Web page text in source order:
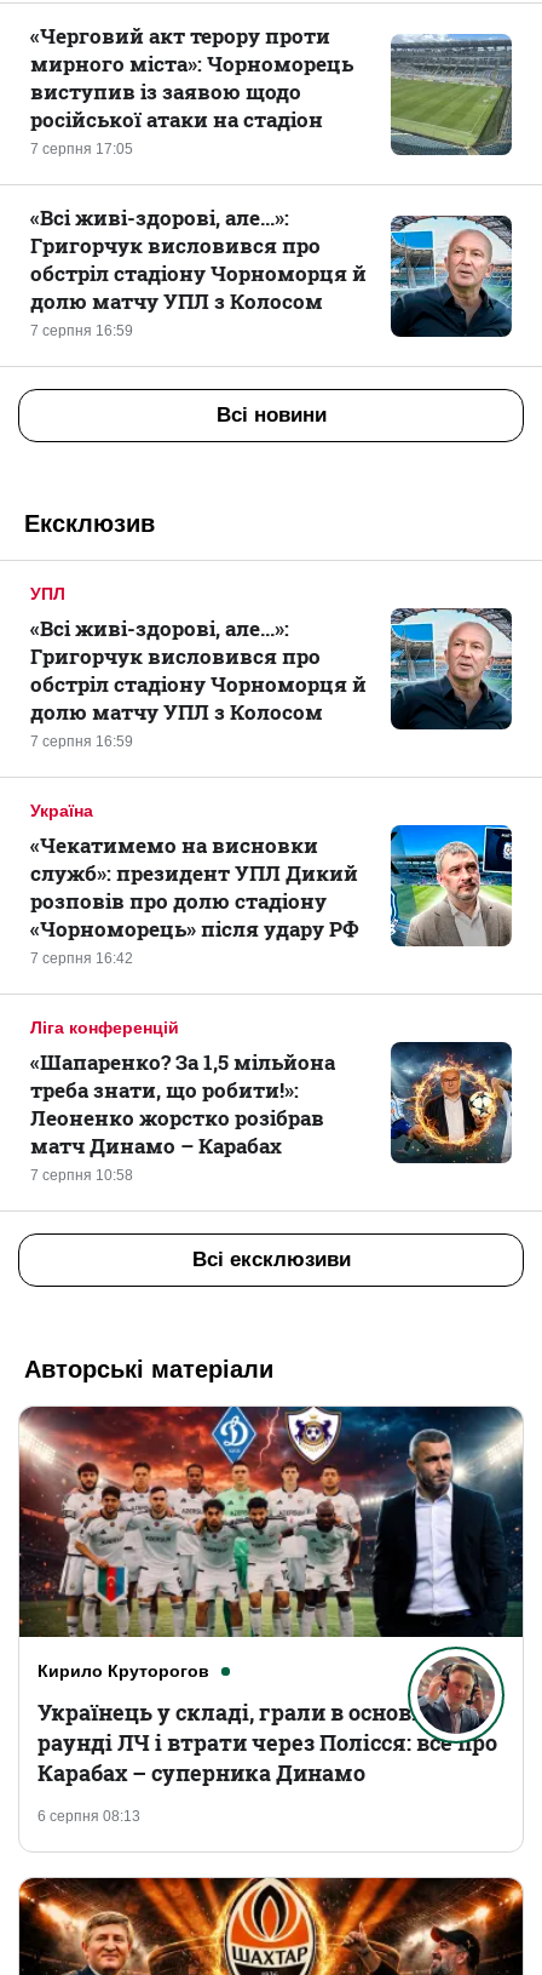
7 серпня 17:05
«Черговий акт терору проти
мирного міста»: Чорноморець
виступив із заявою щодо
російської атаки на стадіон
7 серпня 16:59
«Всі живі-здорові, але...»:
Григорчук висловився про
обстріл стадіону Чорноморця й
долю матчу УПЛ з Колосом
Всі новини
Ексклюзив
УПЛ
7 серпня 16:59
«Всі живі-здорові, але...»:
Григорчук висловився про
обстріл стадіону Чорноморця й
долю матчу УПЛ з Колосом
Україна
7 серпня 16:42
«Чекатимемо на висновки
служб»: президент УПЛ Дикий
розповів про долю стадіону
«Чорноморець» після удару РФ
Ліга конференцій
7 серпня 10:58
«Шапаренко? За 1,5 мільйона
треба знати, що робити!»:
Леоненко жорстко розібрав
матч Динамо – Карабах
Всі ексклюзиви
Авторські матеріали
Кирило Круторогов
6 серпня 08:13
Українець у складі, грали в основному
раунді ЛЧ і втрати через Полісся: все про
Карабах – суперника Динамо